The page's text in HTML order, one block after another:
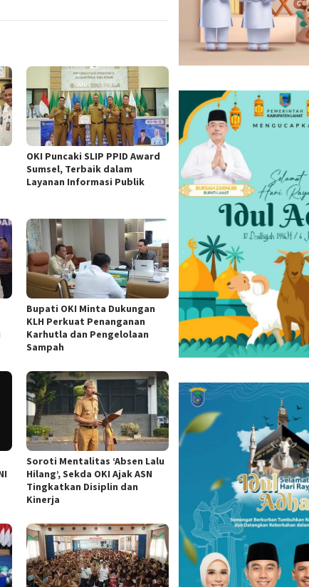
OKI Puncaki SLIP PPID Award
Sumsel, Terbaik dalam
Layanan Informasi Publik
Bupati OKI Minta Dukungan
KLH Perkuat Penanganan
Karhutla dan Pengelolaan
Sampah
Soroti Mentalitas ‘Absen Lalu
Hilang’, Sekda OKI Ajak ASN
Tingkatkan Disiplin dan
Kinerja